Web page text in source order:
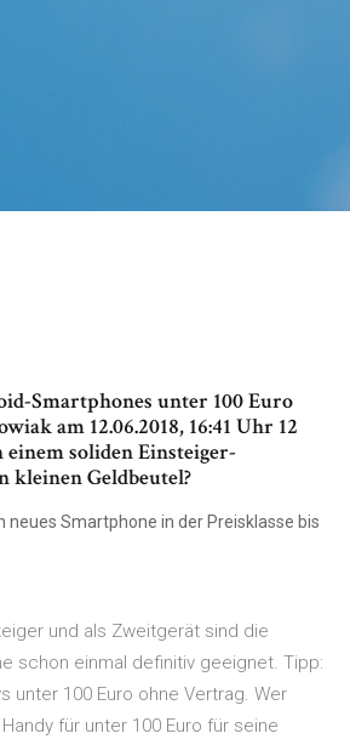
Smartphones unter 100 Euro
am 12.06.2018, 16:41 Uhr 12
soliden Einsteiger-
kleinen Geldbeutel?
neues Smartphone in der Preisklasse bis
und als Zweitgerät sind die
schon einmal definitiv geeignet. Tipp:
unter 100 Euro ohne Vertrag. Wer
für unter 100 Euro für seine